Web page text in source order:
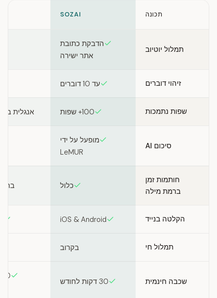
תכונה SOZAI
תמלול יוטיוב
הדבקת כתובת
אתר ישירה
זיהוי דוברים עד 10 דוברים
שפות נתמכות 100+ שפות אנגלית
סיכום AI
מופעל על ידי
LeMUR
חותמות זמן
ברמת מילה
כלול
הקלטה בנייד iOS & Android
תמלול חי בקרוב
שכבה חינמית 30 דקות לחודש